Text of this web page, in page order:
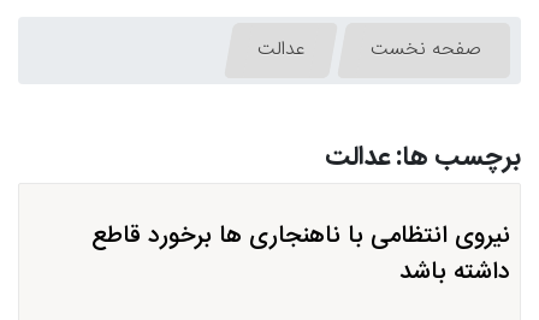
صفحه نخست عدالت
برچسب ها: عدالت
نیروی انتظامی با ناهنجاری ها برخورد قاطع
داشته باشد